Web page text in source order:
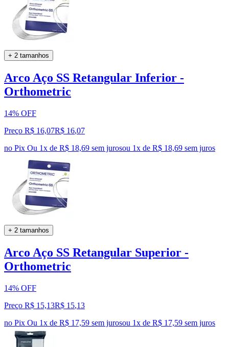
+ 2 tamanhos
Arco Aço SS Retangular Inferior -
Orthometric
14% OFF
Preço R$ 16,07R$ 16,07
no Pix Ou 1x de R$ 18,69 sem jurosou 1x de R$ 18,69 sem juros
+ 2 tamanhos
Arco Aço SS Retangular Superior -
Orthometric
14% OFF
Preço R$ 15,13R$ 15,13
no Pix Ou 1x de R$ 17,59 sem jurosou 1x de R$ 17,59 sem juros